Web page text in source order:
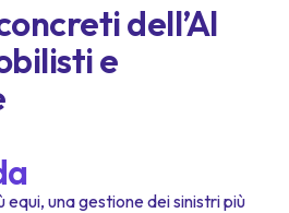
dell’AI
e
equi, una gestione dei sinistri più